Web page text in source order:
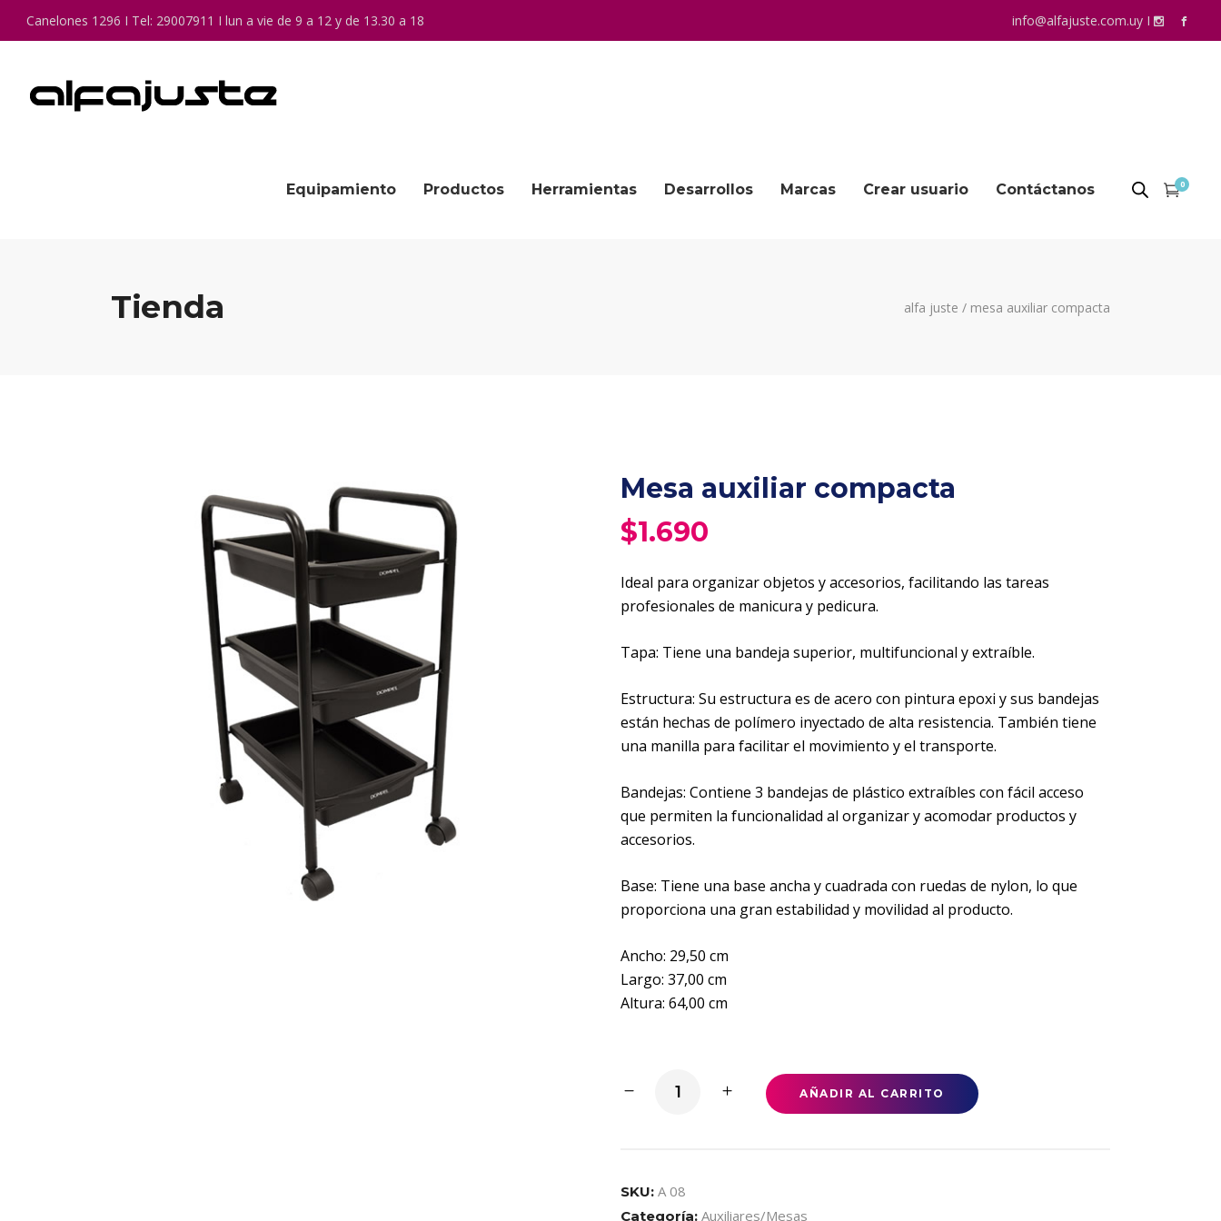
Canelones 1296 I Tel: 29007911 I lun a vie de 9 a 12 y de 13.30 a 18 info@alfajuste.com.uy I
Equipamiento Productos Herramientas Desarrollos Marcas Crear usuario Contáctanos 0
Tienda alfa juste / mesa auxiliar compacta
Mesa auxiliar compacta
$1.690
Ideal para organizar objetos y accesorios, facilitando las tareas
profesionales de manicura y pedicura.
Tapa: Tiene una bandeja superior, multifuncional y extraíble.
Estructura: Su estructura es de acero con pintura epoxi y sus bandejas
están hechas de polímero inyectado de alta resistencia. También tiene
una manilla para facilitar el movimiento y el transporte.
Bandejas: Contiene 3 bandejas de plástico extraíbles con fácil acceso
que permiten la funcionalidad al organizar y acomodar productos y
accesorios.
Base: Tiene una base ancha y cuadrada con ruedas de nylon, lo que
proporciona una gran estabilidad y movilidad al producto.
Ancho: 29,50 cm
Largo: 37,00 cm
Altura: 64,00 cm
AÑADIR AL CARRITO
SKU: A 08
Categoría: Auxiliares/Mesas